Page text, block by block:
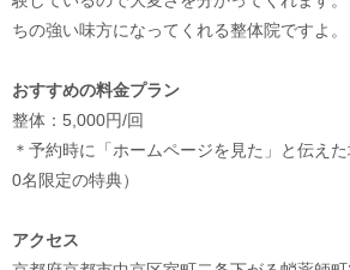
ちの強い味方になってくれる整体院ですよ。
おすすめの料金プラン
整体：5,000円/回
＊予約時に「ホームページを見た」と伝え
0名限定の特典）
アクセス